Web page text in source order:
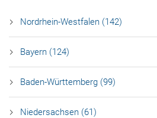
Nordrhein-Westfalen (142)
Bayern (124)
Baden-Württemberg (99)
Niedersachsen (61)